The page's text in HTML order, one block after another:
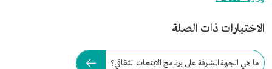
الاختبارات ذات الصلة
ما هي الجهة المشرفة على برنامج الابتعاث الثقافي؟